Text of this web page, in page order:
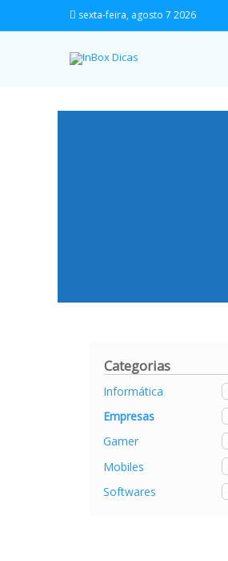
sexta-feira, agosto 7 2026
Categorias
Informática
Empresas
Gamer
Mobiles
Softwares